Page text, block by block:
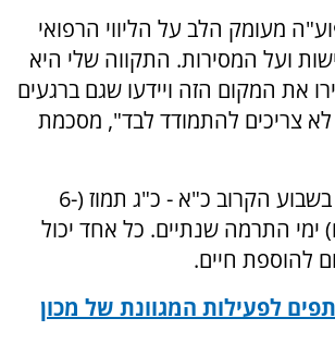
מעומק הלב על הליווי הרפואי
ועל המסירות. התקווה שלי היא
את המקום הזה ויידעו שגם ברגעים
לא צריכים להתמודד לבד", מסכמת
מכון פוע"ה מקיים בשבוע הקרוב כ"א - כ"ג תמוז (6-
ימי התרמה שנתיים. כל אחד יכול
להוספת חיים.
לפעילות המגוונת של מכון